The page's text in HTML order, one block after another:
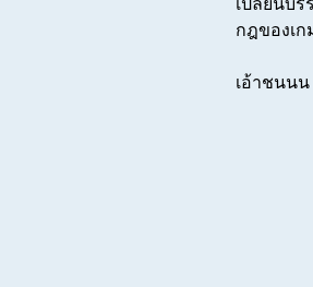
กฎของเก
เอ้าชนนน